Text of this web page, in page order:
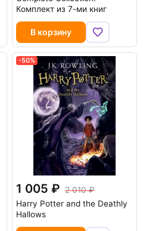
Комплект из 7-ми книг
В корзину
-50%
1 005
2 010
Harry Potter and the Deathly
Hallows